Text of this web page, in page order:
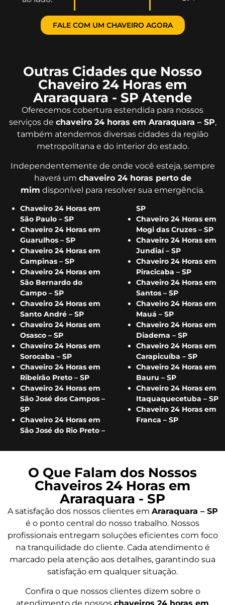
FALE COM UM CHAVEIRO AGORA
Outras Cidades que Nosso
Chaveiro 24 Horas em
Araraquara - SP Atende
Oferecemos cobertura estendida para nossos
serviços de chaveiro 24 horas em Araraquara – SP,
também atendemos diversas cidades da região
metropolitana e do interior do estado.
Independentemente de onde você esteja, sempre
haverá um chaveiro 24 horas perto de
mim disponível para resolver sua emergência.
Chaveiro 24 Horas em
São Paulo – SP
Chaveiro 24 Horas em
Guarulhos – SP
Chaveiro 24 Horas em
Campinas – SP
Chaveiro 24 Horas em
São Bernardo do
Campo – SP
Chaveiro 24 Horas em
Santo André – SP
Chaveiro 24 Horas em
Osasco – SP
Chaveiro 24 Horas em
Sorocaba – SP
Chaveiro 24 Horas em
Ribeirão Preto – SP
Chaveiro 24 Horas em
São José dos Campos –
SP
Chaveiro 24 Horas em
São José do Rio Preto –
SP
Chaveiro 24 Horas em
Mogi das Cruzes – SP
Chaveiro 24 Horas em
Jundiaí – SP
Chaveiro 24 Horas em
Piracicaba – SP
Chaveiro 24 Horas em
Santos – SP
Chaveiro 24 Horas em
Mauá – SP
Chaveiro 24 Horas em
Diadema – SP
Chaveiro 24 Horas em
Carapicuíba – SP
Chaveiro 24 Horas em
Bauru – SP
Chaveiro 24 Horas em
Itaquaquecetuba – SP
Chaveiro 24 Horas em
Franca – SP
O Que Falam dos Nossos
Chaveiros 24 Horas em
Araraquara - SP
A satisfação dos nossos clientes em Araraquara – SP
é o ponto central do nosso trabalho. Nossos
profissionais entregam soluções eficientes com foco
na tranquilidade do cliente. Cada atendimento é
marcado pela atenção aos detalhes, garantindo sua
satisfação em qualquer situação.
Confira o que nossos clientes dizem sobre o
atendimento de nossos chaveiros 24 horas em